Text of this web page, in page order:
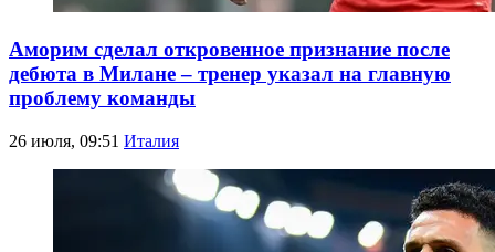
Аморим сделал откровенное признание после
дебюта в Милане – тренер указал на главную
проблему команды
26 июля, 09:51 Италия